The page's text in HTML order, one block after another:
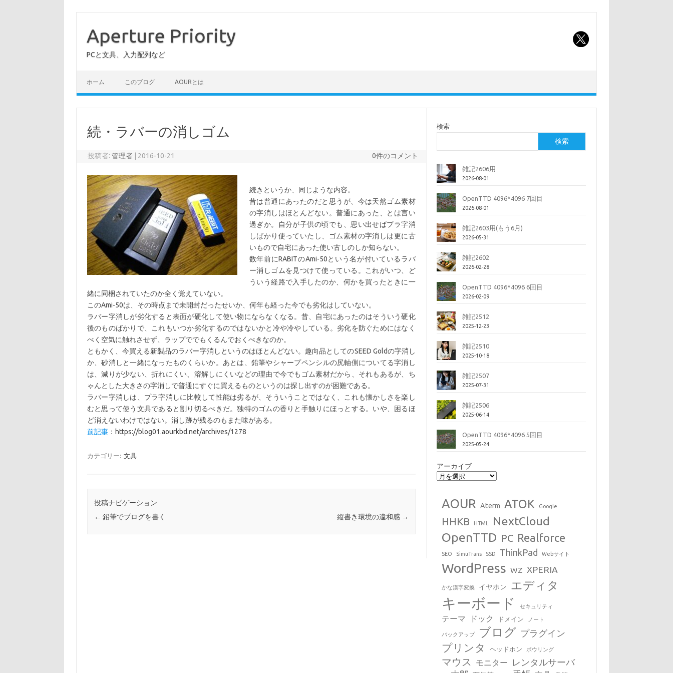
Aperture Priority
PCと文具、入力配列など
ホーム このブログ AOURとは
続・ラバーの消しゴム
投稿者:管理者 2016-10-21 0件のコメント
続きというか、同じような内容。
昔は普通にあったのだと思うが、今は天然ゴム素材
の字消しはほとんどない。普通にあった、とは言い
過ぎか。自分が子供の頃でも、思い出せばプラ字消
しばかり使っていたし、ゴム素材の字消しは更に古
いもので自宅にあった使い古しのしか知らない。
数年前にRABITのAmi-50という名が付いているラバ
ー消しゴムを見つけて使っている。これがいつ、ど
ういう経路で入手したのか、何かを買ったときに一
緒に同梱されていたのか全く覚えていない。
このAmi-50は、その時点まで未開封だったせいか、何年も経った今でも劣化はしていない。
ラバー字消しが劣化すると表面が硬化して使い物にならなくなる。昔、自宅にあったのはそういう硬化
後のものばかりで、これもいつか劣化するのではないかと冷や冷やしている。劣化を防ぐためにはなく
べく空気に触れさせず、ラップででもくるんでおくべきなのか。
ともかく、今買える新製品のラバー字消しというのはほとんどない。趣向品としてのSEED Goldの字消し
か、砂消しと一緒になったものくらいか。あとは、鉛筆やシャープペンシルの尻軸側についてる字消し
は、減りが少ない、折れにくい、溶解しにくいなどの理由で今でもゴム素材だから、それもあるが、ち
ゃんとした大きさの字消しで普通にすぐに買えるものというのは探し出すのが困難である。
ラバー字消しは、プラ字消しに比較して性能は劣るが、そういうことではなく、これも懐かしさを楽し
むと思って使う文具であると割り切るべきだ。独特のゴムの香りと手触りにほっとする。いや、困るほ
ど消えないわけではない。消し跡が残るのもまた味がある。
前記事：https://blog01.aourkbd.net/archives/1278
カテゴリー: 文具
投稿ナビゲーション
← 鉛筆でブログを書く 縦書き環境の違和感 →
検索
検索
雑記2606用
2026-08-01
OpenTTD 4096*4096 7回目
2026-08-01
雑記2603用(もう6月)
2026-05-31
雑記2602
2026-02-28
OpenTTD 4096*4096 6回目
2026-02-09
雑記2512
2025-12-23
雑記2510
2025-10-18
雑記2507
2025-07-31
雑記2506
2025-06-14
OpenTTD 4096*4096 5回目
2025-05-24
アーカイブ
AOUR Aterm ATOK Google
HHKB HTML NextCloud
OpenTTD PC Realforce
SEO SimuTrans SSD ThinkPad Webサイト
WordPress WZ XPERIA
かな漢字変換 イヤホン エディタ
キーボード セキュリティ
テーマ ドック ドメイン ノート
バックアップ ブログ プラグイン
プリンタ ヘッドホン ボウリング
マウス モニター
レンタルサーバ